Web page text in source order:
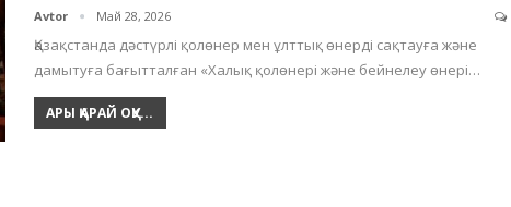
Avtor Май 28, 2026
Қазақстанда дәстүрлі қолөнер мен ұлттық өнерді сақтауға және
дамытуға бағытталған «Халық қолөнері және бейнелеу өнері…
АРЫ ҚАРАЙ ОҚУ...